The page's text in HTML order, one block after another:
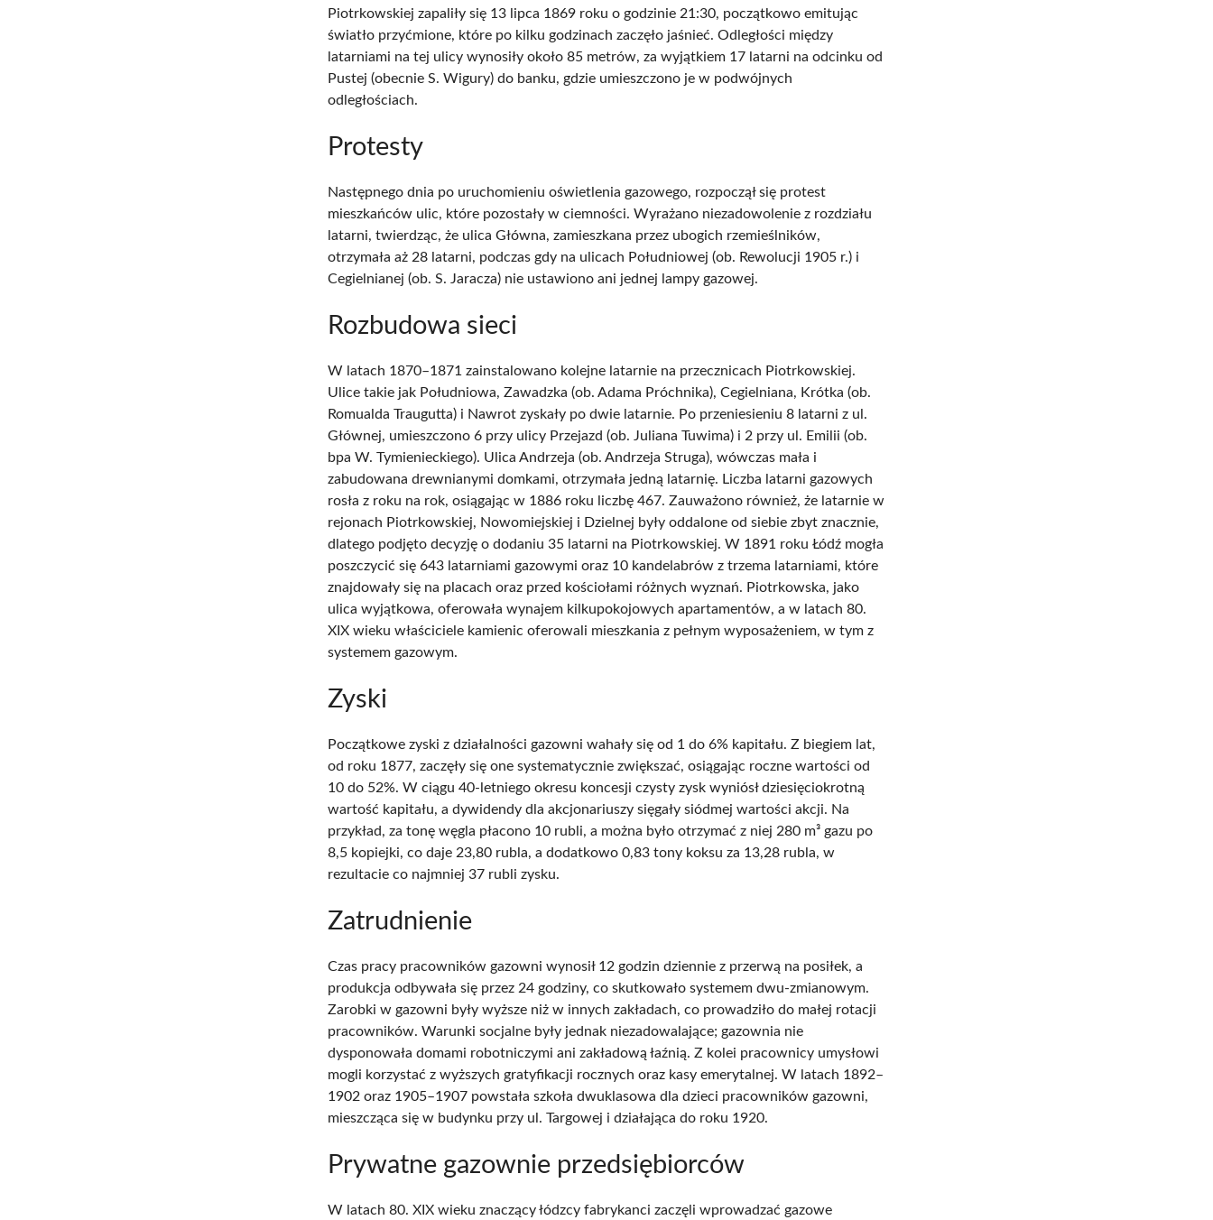
Piotrkowskiej zapaliły się 13 lipca 1869 roku o godzinie 21:30, początkowo emitując
światło przyćmione, które po kilku godzinach zaczęło jaśnieć. Odległości między
latarniami na tej ulicy wynosiły około 85 metrów, za wyjątkiem 17 latarni na odcinku od
Pustej (obecnie S. Wigury) do banku, gdzie umieszczono je w podwójnych
odległościach.
Protesty
Następnego dnia po uruchomieniu oświetlenia gazowego, rozpoczął się protest
mieszkańców ulic, które pozostały w ciemności. Wyrażano niezadowolenie z rozdziału
latarni, twierdząc, że ulica Główna, zamieszkana przez ubogich rzemieślników,
otrzymała aż 28 latarni, podczas gdy na ulicach Południowej (ob. Rewolucji 1905 r.) i
Cegielnianej (ob. S. Jaracza) nie ustawiono ani jednej lampy gazowej.
Rozbudowa sieci
W latach 1870–1871 zainstalowano kolejne latarnie na przecznicach Piotrkowskiej.
Ulice takie jak Południowa, Zawadzka (ob. Adama Próchnika), Cegielniana, Krótka (ob.
Romualda Traugutta) i Nawrot zyskały po dwie latarnie. Po przeniesieniu 8 latarni z ul.
Głównej, umieszczono 6 przy ulicy Przejazd (ob. Juliana Tuwima) i 2 przy ul. Emilii (ob.
bpa W. Tymienieckiego). Ulica Andrzeja (ob. Andrzeja Struga), wówczas mała i
zabudowana drewnianymi domkami, otrzymała jedną latarnię. Liczba latarni gazowych
rosła z roku na rok, osiągając w 1886 roku liczbę 467. Zauważono również, że latarnie w
rejonach Piotrkowskiej, Nowomiejskiej i Dzielnej były oddalone od siebie zbyt znacznie,
dlatego podjęto decyzję o dodaniu 35 latarni na Piotrkowskiej. W 1891 roku Łódź mogła
poszczycić się 643 latarniami gazowymi oraz 10 kandelabrów z trzema latarniami, które
znajdowały się na placach oraz przed kościołami różnych wyznań. Piotrkowska, jako
ulica wyjątkowa, oferowała wynajem kilkupokojowych apartamentów, a w latach 80.
XIX wieku właściciele kamienic oferowali mieszkania z pełnym wyposażeniem, w tym z
systemem gazowym.
Zyski
Początkowe zyski z działalności gazowni wahały się od 1 do 6% kapitału. Z biegiem lat,
od roku 1877, zaczęły się one systematycznie zwiększać, osiągając roczne wartości od
10 do 52%. W ciągu 40-letniego okresu koncesji czysty zysk wyniósł dziesięciokrotną
wartość kapitału, a dywidendy dla akcjonariuszy sięgały siódmej wartości akcji. Na
przykład, za tonę węgla płacono 10 rubli, a można było otrzymać z niej 280 m³ gazu po
8,5 kopiejki, co daje 23,80 rubla, a dodatkowo 0,83 tony koksu za 13,28 rubla, w
rezultacie co najmniej 37 rubli zysku.
Zatrudnienie
Czas pracy pracowników gazowni wynosił 12 godzin dziennie z przerwą na posiłek, a
produkcja odbywała się przez 24 godziny, co skutkowało systemem dwu-zmianowym.
Zarobki w gazowni były wyższe niż w innych zakładach, co prowadziło do małej rotacji
pracowników. Warunki socjalne były jednak niezadowalające; gazownia nie
dysponowała domami robotniczymi ani zakładową łaźnią. Z kolei pracownicy umysłowi
mogli korzystać z wyższych gratyfikacji rocznych oraz kasy emerytalnej. W latach 1892–
1902 oraz 1905–1907 powstała szkoła dwuklasowa dla dzieci pracowników gazowni,
mieszcząca się w budynku przy ul. Targowej i działająca do roku 1920.
Prywatne gazownie przedsiębiorców
W latach 80. XIX wieku znaczący łódzcy fabrykanci zaczęli wprowadzać gazowe